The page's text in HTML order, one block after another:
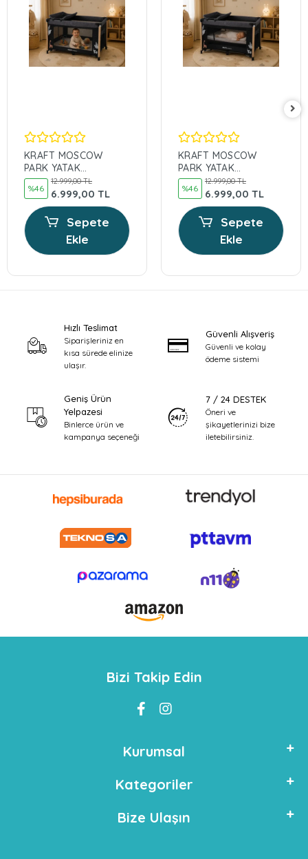
KRAFT MOSCOW
PARK YATAK
PREMİUM SİYAH
%46
12.999,00 TL
6.999,00 TL
Sepete
Ekle
KRAFT MOSCOW
PARK YATAK
PREMİUM GRİ
%46
12.999,00 TL
6.999,00 TL
Sepete
Ekle
Hızlı Teslimat
Siparişleriniz en
kısa sürede elinize
ulaşır.
Güvenli Alışveriş
Güvenli ve kolay
ödeme sistemi
Geniş Ürün
Yelpazesi
Binlerce ürün ve
kampanya seçeneği
7 / 24 DESTEK
Öneri ve
şikayetlerinizi bize
iletebilirsiniz.
Bizi Takip Edin
Kurumsal
Kategoriler
Bize Ulaşın